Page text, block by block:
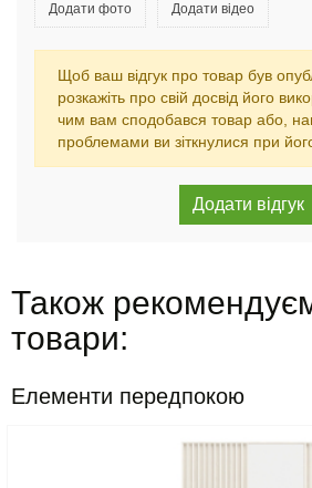
Додати фото Додати відео
Щоб ваш відгук про товар був
розкажіть про свій досвід його
чим вам сподобався товар або,
проблемами ви зіткнулися при
Також
товари:
Елементи передпокою